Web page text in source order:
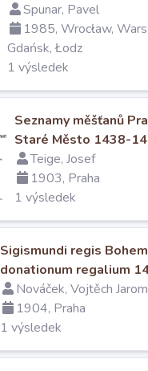
Spunar, Pavel
1985, Wrocław,
Gdańsk, Łodz
1 výsledek
Seznamy měšťanů
Staré Město 1438-
Teige, Josef
1903, Praha
1 výsledek
Sigismundi regis
donationum regalium
Nováček, Vojtěch
1904, Praha
1 výsledek